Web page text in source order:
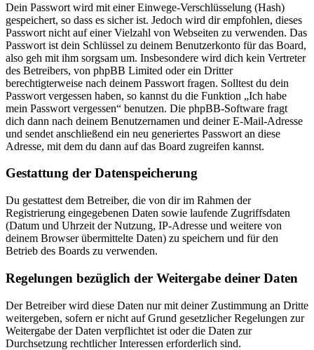
Dein Passwort wird mit einer Einwege-Verschlüsselung (Hash)
gespeichert, so dass es sicher ist. Jedoch wird dir empfohlen, dieses
Passwort nicht auf einer Vielzahl von Webseiten zu verwenden. Das
Passwort ist dein Schlüssel zu deinem Benutzerkonto für das Board,
also geh mit ihm sorgsam um. Insbesondere wird dich kein Vertreter
des Betreibers, von phpBB Limited oder ein Dritter
berechtigterweise nach deinem Passwort fragen. Solltest du dein
Passwort vergessen haben, so kannst du die Funktion „Ich habe
mein Passwort vergessen“ benutzen. Die phpBB-Software fragt
dich dann nach deinem Benutzernamen und deiner E-Mail-Adresse
und sendet anschließend ein neu generiertes Passwort an diese
Adresse, mit dem du dann auf das Board zugreifen kannst.
Gestattung der Datenspeicherung
Du gestattest dem Betreiber, die von dir im Rahmen der
Registrierung eingegebenen Daten sowie laufende Zugriffsdaten
(Datum und Uhrzeit der Nutzung, IP-Adresse und weitere von
deinem Browser übermittelte Daten) zu speichern und für den
Betrieb des Boards zu verwenden.
Regelungen bezüglich der Weitergabe deiner Daten
Der Betreiber wird diese Daten nur mit deiner Zustimmung an Dritte
weitergeben, sofern er nicht auf Grund gesetzlicher Regelungen zur
Weitergabe der Daten verpflichtet ist oder die Daten zur
Durchsetzung rechtlicher Interessen erforderlich sind.